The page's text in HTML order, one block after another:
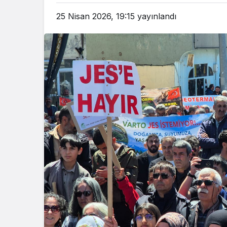
25 Nisan 2026, 19:15 yayınlandı